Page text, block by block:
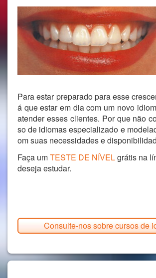
Para estar preparado para esse
á que estar em dia com um novo
atender esses clientes. Por que não
so de idiomas especializado e
om suas necessidades e
Faça umTESTE DE NÍVELgrátis na
deseja estudar.
Consulte-nos sobre cursos de